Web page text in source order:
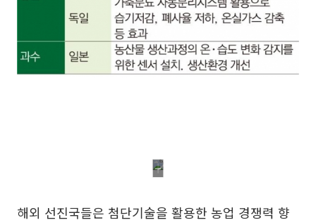
해외 선진국들은 첨단기술을 활용한 농업 경쟁력 향